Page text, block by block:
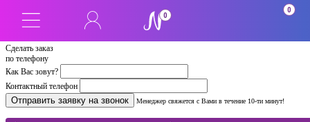
Сделать заказ
по телефону
Как Вас зовут?
Контактный телефон
Менеджер свяжется с Вами в течение 10-ти минут!
0
0